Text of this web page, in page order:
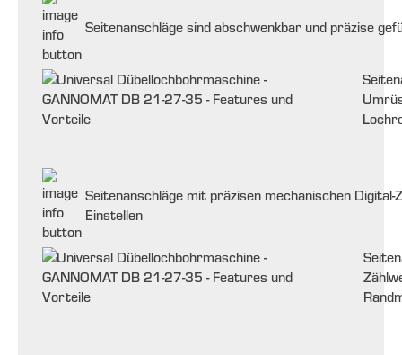
Seitenanschläge sind abschwenkbar und präzise
Seitenanschläge mit präzisen mechanischen
Einstellen